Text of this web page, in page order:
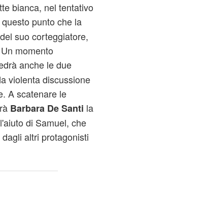
bianca, nel tentativo
punto che la
suo corteggiatore,
momento
anche le due
violenta discussione
A scatenare le
Barbara De Santi la
di Samuel, che
altri protagonisti